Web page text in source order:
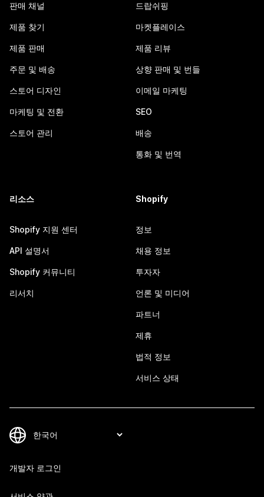
판매 채널
제품 찾기
제품 판매
주문 및 배송
스토어 디자인
마케팅 및 전환
스토어 관리
드랍쉬핑
마켓플레이스
제품 리뷰
상향 판매 및 번들
이메일 마케팅
SEO
배송
통화 및 번역
리소스
Shopify 지원 센터
API 설명서
Shopify 커뮤니티
리서치
Shopify
정보
채용 정보
투자자
언론 및 미디어
파트너
제휴
법적 정보
서비스 상태
개발자 로그인